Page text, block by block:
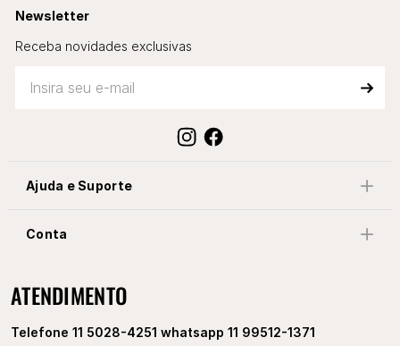
Newsletter
Receba novidades exclusivas
Ajuda e Suporte
Conta
ATENDIMENTO
Telefone 11 5028-4251 whatsapp 11 99512-1371